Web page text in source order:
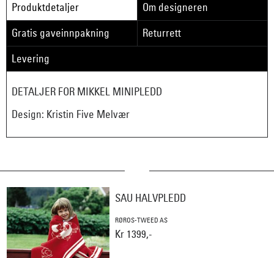
Produktdetaljer
Om designeren
Gratis gaveinnpakning
Returrett
Levering
DETALJER FOR MIKKEL MINIPLEDD
Design: Kristin Five Melvær
SAU HALVPLEDD
RØROS-TWEED AS
Kr 1399,-